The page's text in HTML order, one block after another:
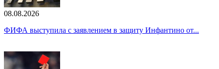
08.08.2026
ФИФА выступила с заявлением в защиту Инфантино от...